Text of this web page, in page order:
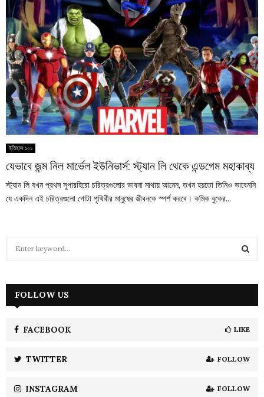
ইতিহাস ১০১
যেভাবে জন্ম নিল মার্ভেল ইউনিভার্স: স্ট্যান লি থেকে এন্ডগেম মহাকাব্য
স্ট্যান লি যখন প্রথম সুপারহিরো চরিত্রগুলোর ভাবনা মাথায় আনেন, তখন হয়তো তিনিও ভাবেননি
যে একদিন এই চরিত্রগুলো গোটা পৃথিবীর মানুষের জীবনকে স্পর্শ করবে। কমিক বুকের...
h
H
FOLLOW US
FACEBOOK LIKE
TWITTER FOLLOW
INSTAGRAM FOLLOW